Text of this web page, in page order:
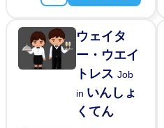
ウェイタ
ー・ウエイ
トレスJob
in いんしょ
くてん